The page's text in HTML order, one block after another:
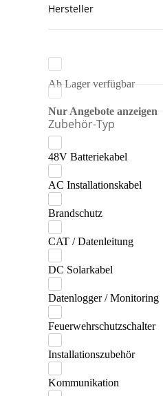
Hersteller
Bosch
BYD
CHINT
DEHN SE
efergy
Enwitec
Fox ESS
Mehr anzeigen
Ab Lager verfügbar
Nur Angebote anzeigen
Zubehör-Typ
48V Batteriekabel
AC Installationskabel
Brandschutz
CAT / Datenleitung
DC Solarkabel
Datenlogger / Monitoring
Feuerwehrschutzschalter
Installationszubehör
Kommunikation